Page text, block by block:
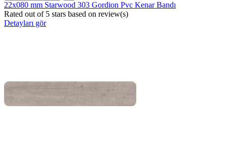
22x080 mm Starwood 303 Gordion Pvc Kenar Bandı
Rated out of 5 stars based on review(s)
Detayları gör